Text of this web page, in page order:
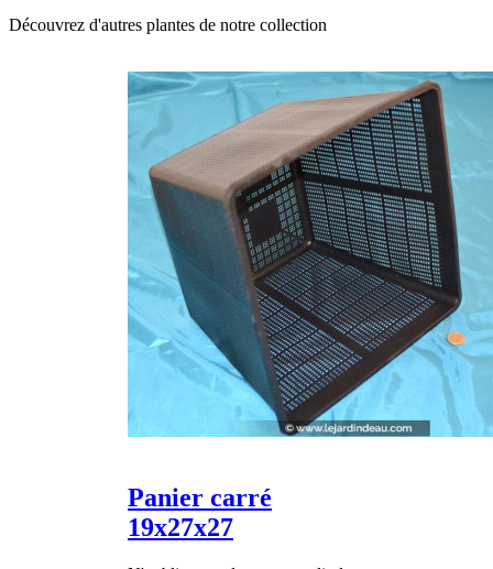
Découvrez d'autres plantes de notre collection
Panier carré
19x27x27